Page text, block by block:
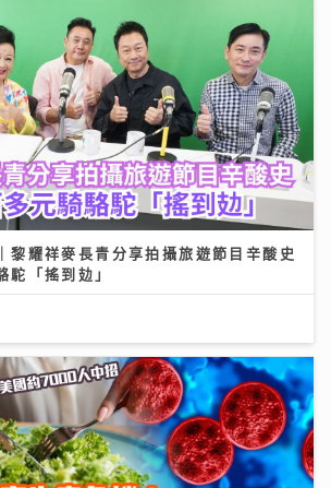
黎耀祥麥長青分享拍攝旅遊節目辛酸史
駝「搖到攰」